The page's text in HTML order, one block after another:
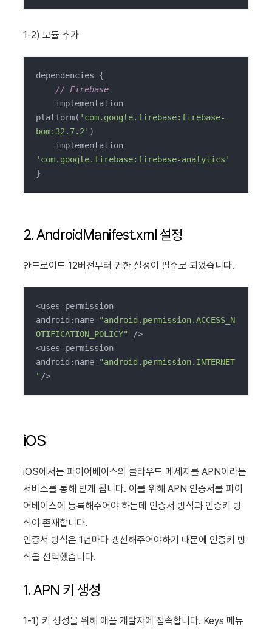
1-2) 모듈 추가
dependencies {
// Firebase
platform( 'com.google.firebase:firebase-
bom:32.7.2' )
'com.google.firebase:firebase-analytics'
}
2. AndroidManifest.xml 설정
안드로이드 12버전부터 권한 설정이 필수로 되었습니다.
<uses-permission
android:name="android.permission.ACCESS_N
OTIFICATION_POLICY"
/>
<uses-permission
android:name="android.permission.INTERNET
" />
iOS
iOS에서는 파이어베이스의 클라우드 메세지를 APN이라는
서비스를 통해 받게 됩니다. 이를 위해 APN 인증서를 파이
어베이스에 등록해주어야 하는데 인증서 방식과 인증키 방
식이 존재합니다.
인증서 방식은 1년마다 갱신해주어야하기 때문에 인증키 방
식을 선택했습니다.
1. APN 키 생성
1-1) 키 생성을 위해 애플 개발자에 접속합니다. Keys 메뉴